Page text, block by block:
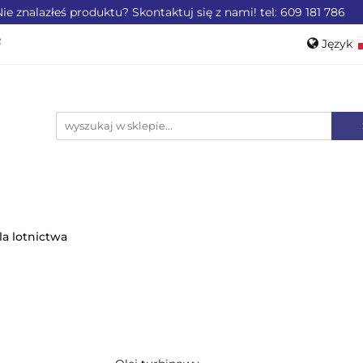
znalazłeś produktu? Skontaktuj się z nami! tel: 609 181 786
Język
OFERTA DLA LOTNICTWA OFERTA
lotnictwa